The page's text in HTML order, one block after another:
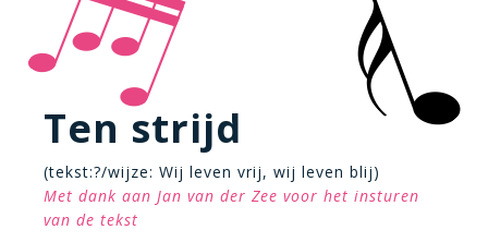
Ten strijd
(tekst:?/wijze: Wij leven vrij, wij leven blij)
Met dank aan Jan van der Zee voor het insturen
van de tekst